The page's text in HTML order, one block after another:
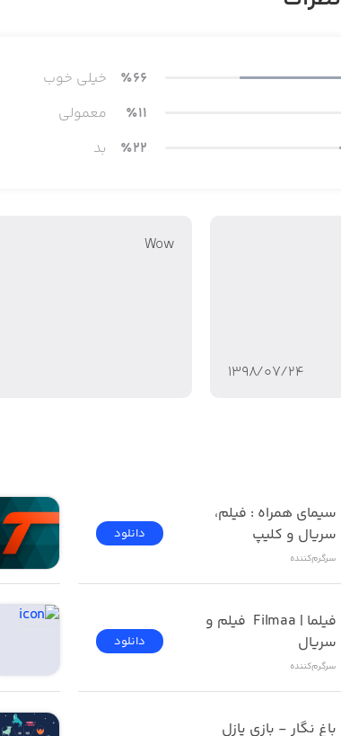
دوستان
٪66
خیلی خوب
٪11
معمولی
٪22 بد
۱۳۹۸/۰۷/۲۴
Wow
سریال و کلیپ
سرگرم‌کننده
دانلود
سریال
سرگرم‌کننده
دانلود